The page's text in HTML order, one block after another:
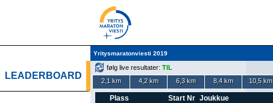
Yritysmaratonviesti 2019
LEADERBOARD
følg live resultater: TIL
2,1 km
4,2 km 6,3 km 8,4 km 10,5 km
Plass Start Nr Joukkue